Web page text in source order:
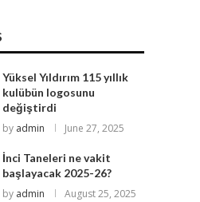
Yüksel Yıldırım 115 yıllık
kulübün logosunu
değiştirdi
by admin June 27, 2025
İnci Taneleri ne vakit
başlayacak 2025-26?
by admin August 25, 2025